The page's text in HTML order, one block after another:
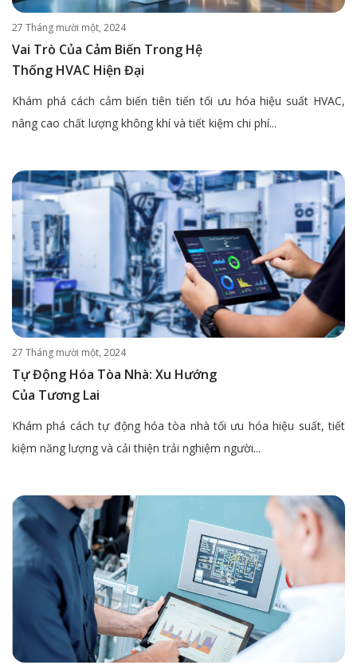
27 Tháng mười một, 2024
Vai Trò Của Cảm Biến Trong Hệ
Thống HVAC Hiện Đại
Khám phá cách cảm biến tiên tiến tối ưu hóa hiệu suất HVAC,
nâng cao chất lượng không khí và tiết kiệm chi phí...
27 Tháng mười một, 2024
Tự Động Hóa Tòa Nhà: Xu Hướng
Của Tương Lai
Khám phá cách tự động hóa tòa nhà tối ưu hóa hiệu suất, tiết
kiệm năng lượng và cải thiện trải nghiệm người...